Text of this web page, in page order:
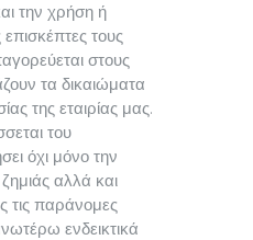
την χρήση ή
τους
στους
τα δικαιώματα
της εταιρίας μας.
του
όχι μόνο την
αλλά και
τις παράνομες
ενδεικτικά